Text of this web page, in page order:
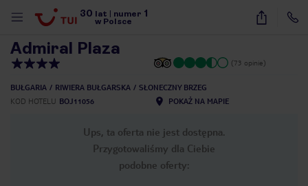
30 lat numer 1
w Polsce
29
Admiral Plaza
(73 opinie)
BUŁGARIA RIWIERA BUŁGARSKA
SŁONECZNY BRZEG
KOD HOTELU BOJ11056 POKAŻ NA MAPIE
Ups, ta oferta nie jest dostępna.
Przygotowaliśmy dla Ciebie
podobne oferty: